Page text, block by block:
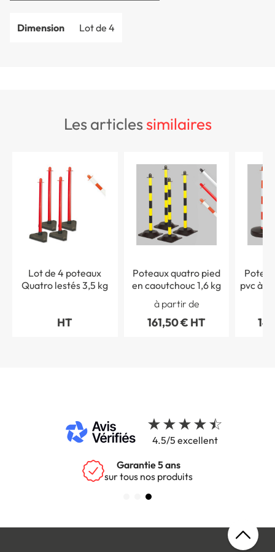
Dimension Lot de 4
les articlessimilaires
Lot de 4 poteaux
Quatro lestés 3,5 kg
HT
Poteaux quatro pied
en caoutchouc 1,6 kg
à partir de
161,50 € HT
pvc à
4.5/5 excellent
Garantie 5 ans
sur tous nos produits